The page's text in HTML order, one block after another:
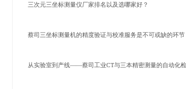
三次元三坐标测量仪厂家排名以及选哪家好？
蔡司三坐标测量机的精度验证与校准服务是不可或缺的环节
从实验室到产线——蔡司工业CT与三本精密测量的自动化